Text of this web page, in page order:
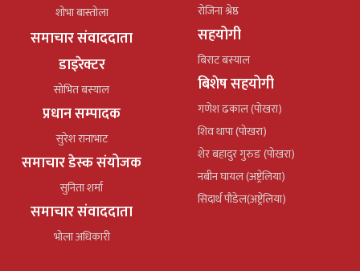
शोभा बास्तोला
समाचार संवाददाता
डाइरेक्टर
सोभित बस्याल
प्रधान सम्पादक
सुरेश रानाभाट
समाचार डेस्क संयोजक
सुनिता शर्मा
समाचार संवाददाता
भोला अधिकारी
रोजिना श्रेष्ठ
सहयोगी
बिराट बस्याल
बिशेष सहयोगी
गणेश ढकाल (पोखरा)
शिव थापा (पोखरा)
शेर बहादुर गुरुङ (पोखरा)
नबीन घायल (अष्ट्रेलिया)
सिदार्थ पौडेल(अष्ट्रेलिया)